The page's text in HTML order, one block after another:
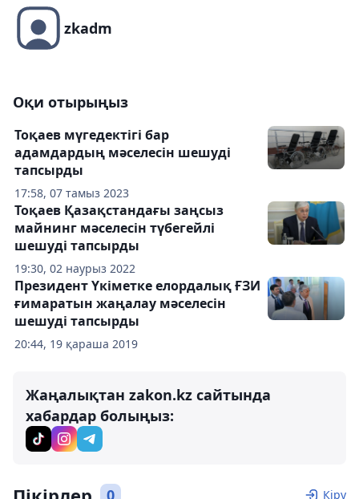
zkadm
Оқи отырыңыз
17:58, 07 тамыз 2023
Тоқаев мүгедектігі бар
адамдардың мәселесін шешуді
тапсырды
19:30, 02 наурыз 2022
Тоқаев Қазақстандағы заңсыз
майнинг мәселесін түбегейлі
шешуді тапсырды
20:44, 19 қараша 2019
Президент Үкіметке елордалық ҒЗИ
ғимаратын жаңалау мәселесін
шешуді тапсырды
Жаңалықтан zakon.kz сайтында
хабардар болыңыз:
0 Кіру